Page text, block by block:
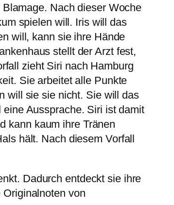
Nach dieser Woche
spielen will. Iris will das
will, kann sie ihre Hände
stellt der Arzt fest,
zieht Siri nach Hamburg
Sie arbeitet alle Punkte
will sie sie nicht. Sie will das
Aussprache. Siri ist damit
kann kaum ihre Tränen
hält. Nach diesem Vorfall
Dadurch entdeckt sie ihre
von